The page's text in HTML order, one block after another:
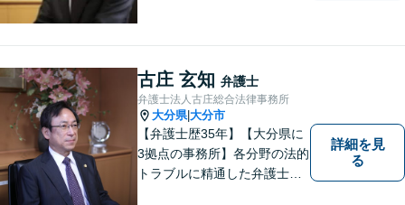
古庄 玄知 弁護士
弁護士法人古庄総合法律事務所
大分県|大分市
【弁護士歴35年】【大分県に
3拠点の事務所】各分野の法的
トラブルに精通した弁護士で
詳細を見
る